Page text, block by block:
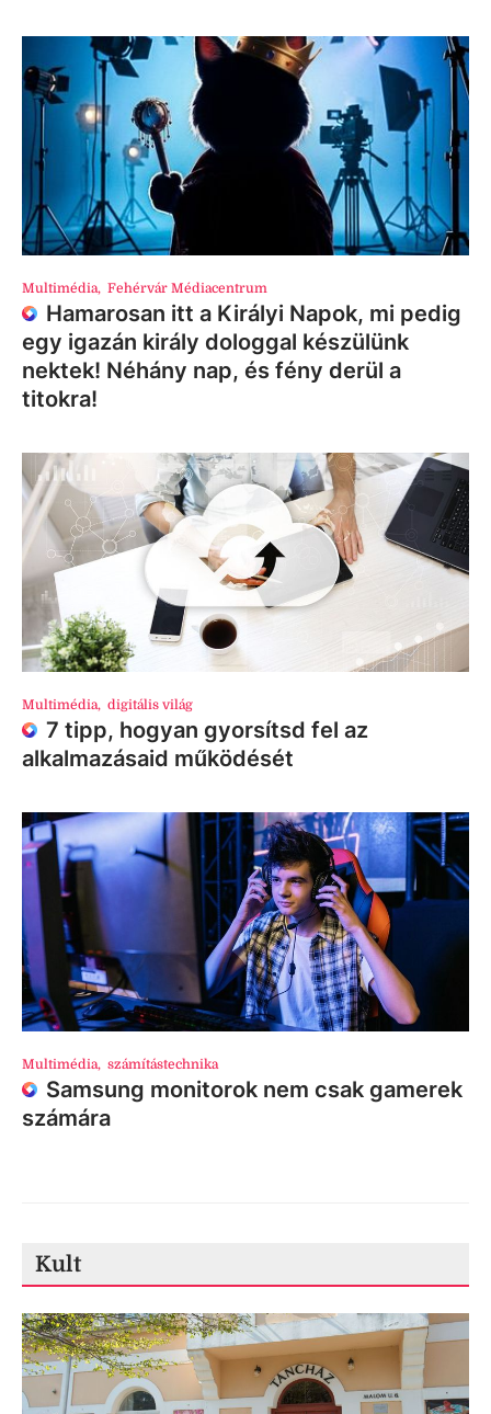
Multimédia, Fehérvár Médiacentrum
Hamarosan itt a Királyi Napok, mi pedig
egy igazán király dologgal készülünk
nektek! Néhány nap, és fény derül a
titokra!
Multimédia, digitális világ
7 tipp, hogyan gyorsítsd fel az
alkalmazásaid működését
Multimédia, számítástechnika
Samsung monitorok nem csak gamerek
számára
Kult